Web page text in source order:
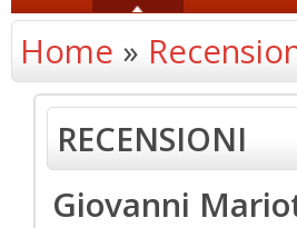
Home »
RECENSIONI
Giovanni